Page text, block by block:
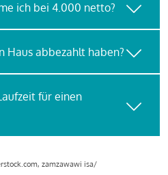
ich bei 4.000 netto?
Haus abbezahlt haben?
für einen
zamzawawi isa/